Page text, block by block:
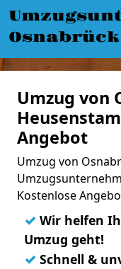
Osnabrück
Umzug von
Angebot
Umzug von
Kostenlose
✓ Wir helfen
Umzug geht!
✓ Schnell &